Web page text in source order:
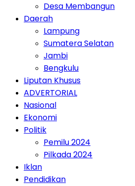
Desa Membangun
Daerah
Lampung
Sumatera Selatan
Jambi
Bengkulu
Liputan Khusus
ADVERTORIAL
Nasional
Ekonomi
Politik
Pemilu 2024
Pilkada 2024
Iklan
Pendidikan